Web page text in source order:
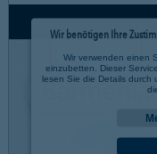
Wir benötigen Ihre
Wir verwenden einen
einzubetten. Dieser
lesen Sie die Details durch